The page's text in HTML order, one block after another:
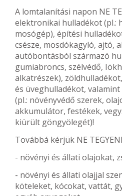
A lomtalanítási napon NE
elektronikai hulladékot (pl.:
mosógép), építési
csésze, mosdókagyló, ajtó,
autóbontásból származó
gumiabroncs, szélvédő,
alkatrészek),
és üveghulladékot,
(pl.: növényvédő szerek,
akkumulátor, festékek,
kiürült göngyölegét)!
Továbbá kérjük NE
- növényi és állati olajokat,
- növényi és állati olajjal
köteleket, kócokat, vattát,